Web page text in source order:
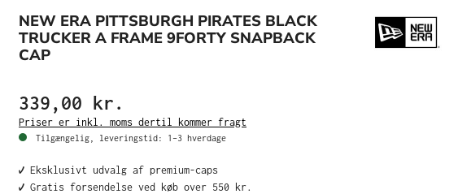
NEW ERA PITTSBURGH PIRATES BLACK
TRUCKER A FRAME 9FORTY SNAPBACK
CAP
339,00 kr.
Priser er inkl. moms dertil kommer fragt
Tilgængelig, leveringstid: 1–3 hverdage
✔️ Eksklusivt udvalg af premium-caps
✔️ Gratis forsendelse ved køb over 550 kr.